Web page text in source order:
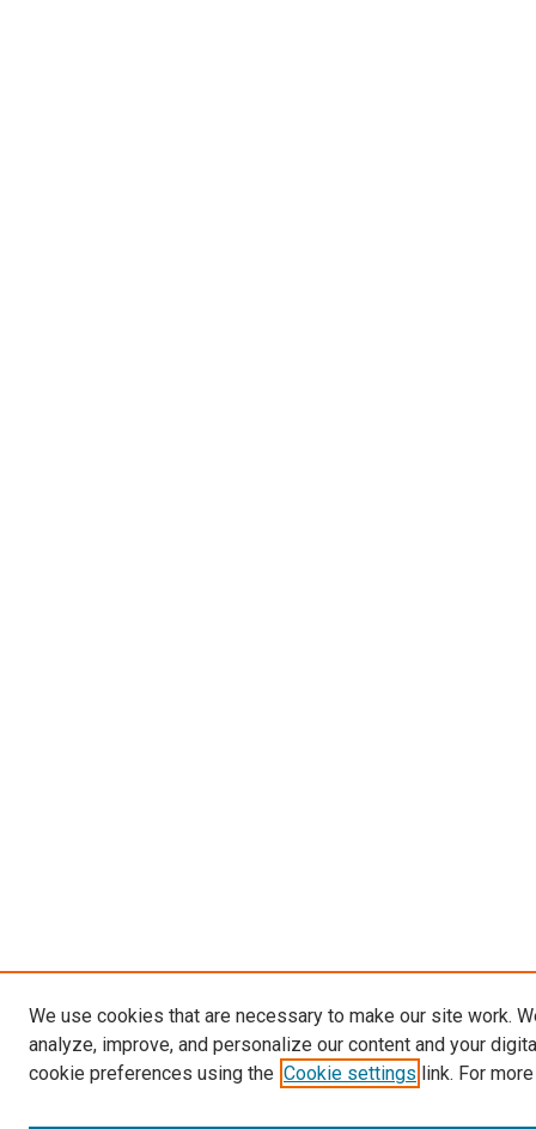
We use cookies that are necessary to make our site work.
analyze, improve, and personalize our content and your
cookie preferences using the Cookie settings link. For